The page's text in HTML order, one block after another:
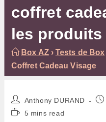
coffret
les produits
Box AZ›Tests de Box
Coffret Cadeau Visage
Auteur/autrice
de
la
Anthony DURAND
Temps5 mins read